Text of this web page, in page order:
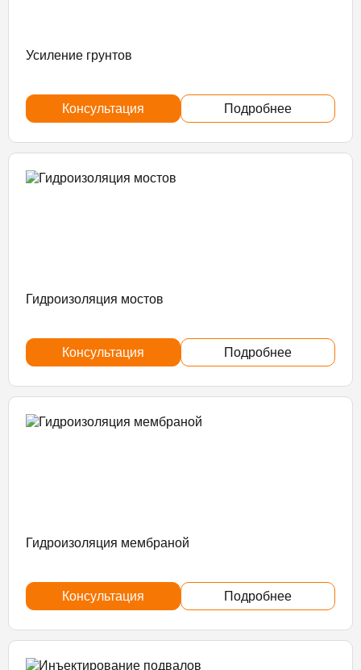
Усиление грунтов
Консультация Подробнее
Гидроизоляция мостов
Консультация Подробнее
Гидроизоляция мембраной
Консультация Подробнее